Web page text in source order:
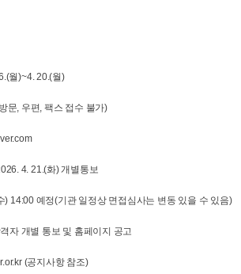
월)~4. 20.(월)
문, 우편, 팩스 접수 불가)
4. 21.(화) 개별통보
) 14:00 예정(기관 일정상 면접심사는 변동 있을 수 있음)
자 개별 통보 및 홈페이지 공고
(공지사항 참조)